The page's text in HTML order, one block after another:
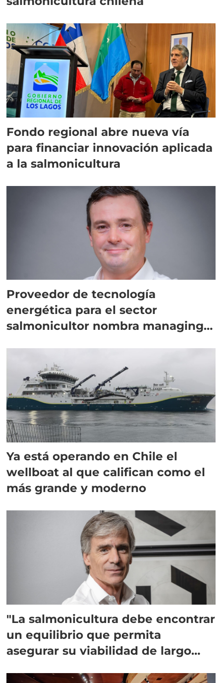
Fondo regional abre nueva vía
para financiar innovación aplicada
a la salmonicultura
Proveedor de tecnología
energética para el sector
salmonicultor nombra managing
Ya está operando en Chile el
wellboat al que califican como el
más grande y moderno
"La salmonicultura debe encontrar
un equilibrio que permita
asegurar su viabilidad de largo